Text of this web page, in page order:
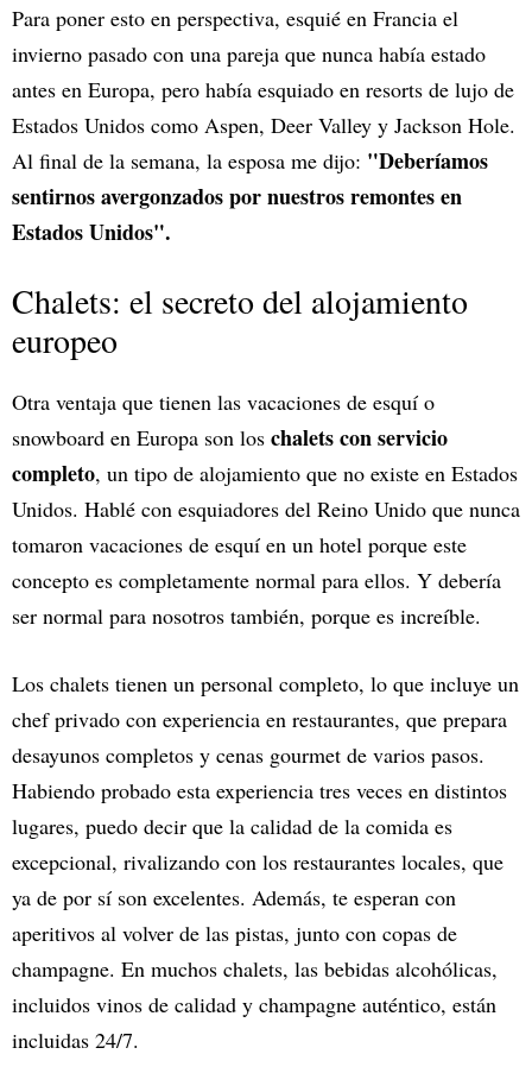
Para poner esto en perspectiva, esquié en Francia el
invierno pasado con una pareja que nunca había estado
antes en Europa, pero había esquiado en resorts de lujo de
Estados Unidos como Aspen, Deer Valley y Jackson Hole.
Al final de la semana, la esposa me dijo: "Deberíamos
sentirnos avergonzados por nuestros remontes en
Estados Unidos".
Chalets: el secreto del alojamiento
europeo
Otra ventaja que tienen las vacaciones de esquí o
snowboard en Europa son los chalets con servicio
completo, un tipo de alojamiento que no existe en Estados
Unidos. Hablé con esquiadores del Reino Unido que nunca
tomaron vacaciones de esquí en un hotel porque este
concepto es completamente normal para ellos. Y debería
ser normal para nosotros también, porque es increíble.
Los chalets tienen un personal completo, lo que incluye un
chef privado con experiencia en restaurantes, que prepara
desayunos completos y cenas gourmet de varios pasos.
Habiendo probado esta experiencia tres veces en distintos
lugares, puedo decir que la calidad de la comida es
excepcional, rivalizando con los restaurantes locales, que
ya de por sí son excelentes. Además, te esperan con
aperitivos al volver de las pistas, junto con copas de
champagne. En muchos chalets, las bebidas alcohólicas,
incluidos vinos de calidad y champagne auténtico, están
incluidas 24/7.